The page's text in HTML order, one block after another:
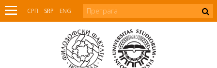
СРП SRP ENG